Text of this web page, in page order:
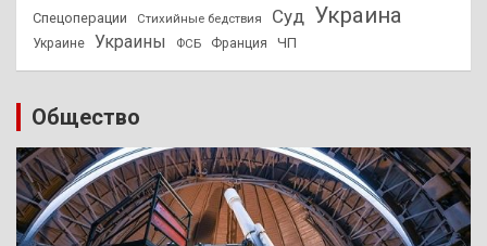
Спецоперации Стихийные бедствия Суд Украина
Украине Украины ФСБ Франция ЧП
Общество